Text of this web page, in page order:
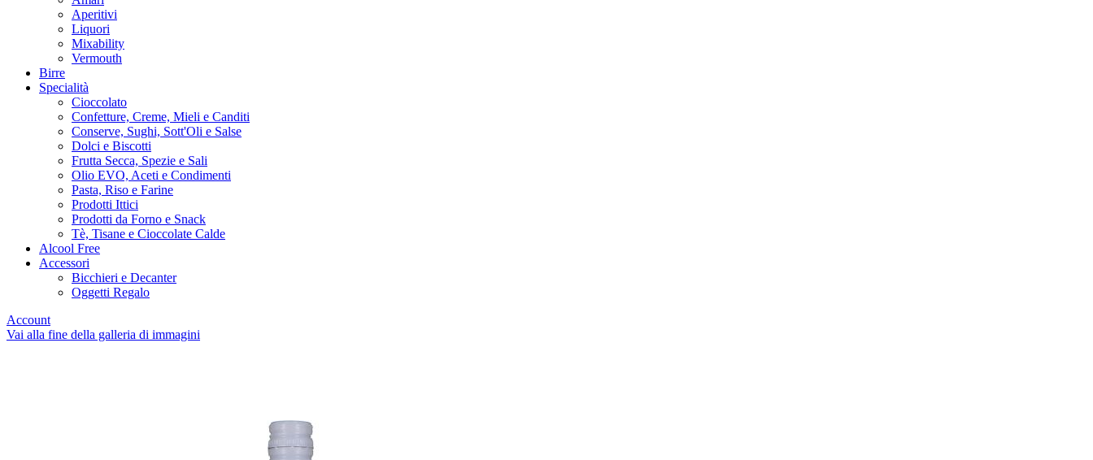
Aperitivi
Liquori
Mixability
Vermouth
Birre
Specialità
Cioccolato
Confetture, Creme, Mieli e Canditi
Conserve, Sughi, Sott'Oli e Salse
Dolci e Biscotti
Frutta Secca, Spezie e Sali
Olio EVO, Aceti e Condimenti
Pasta, Riso e Farine
Prodotti Ittici
Prodotti da Forno e Snack
Tè, Tisane e Cioccolate Calde
Alcool Free
Accessori
Bicchieri e Decanter
Oggetti Regalo
Account
Vai alla fine della galleria di immagini